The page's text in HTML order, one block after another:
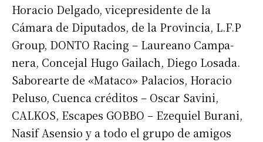
Horacio Delgado, vicepresidente de la
Cámara de Diputados, de la Provincia, L.F.P
Group, DONTO Racing – Laureano Campa-
nera, Concejal Hugo Gailach, Diego Losada.
Saborearte de «Mataco» Palacios, Horacio
Peluso, Cuenca créditos – Oscar Savini,
CALKOS, Escapes GOBBO – Ezequiel Burani,
Nasif Asensio y a todo el grupo de amigos